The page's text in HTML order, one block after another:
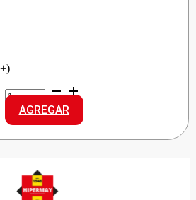
TUNUYAN
SIDRA
C/ALCOHOL
cantidad
AGREGAR